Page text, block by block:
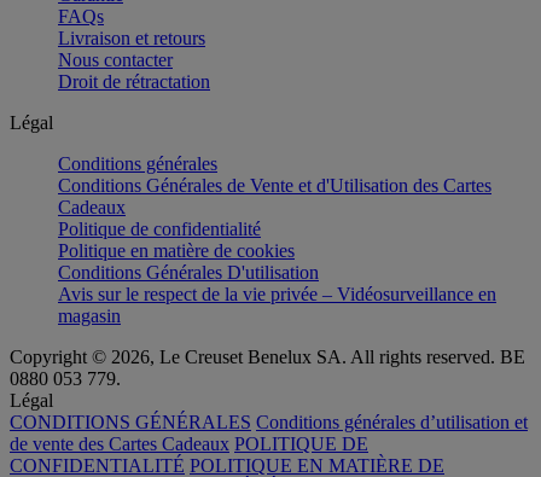
FAQs
Livraison et retours
Nous contacter
Droit de rétractation
Légal
Conditions générales
Conditions Générales de Vente et d'Utilisation des Cartes
Cadeaux
Politique de confidentialité
Politique en matière de cookies
Conditions Générales D'utilisation
Avis sur le respect de la vie privée – Vidéosurveillance en
magasin
Copyright © 2026, Le Creuset Benelux SA. All rights reserved. BE
0880 053 779.
Légal
CONDITIONS GÉNÉRALES Conditions générales d’utilisation et
de vente des Cartes Cadeaux POLITIQUE DE
CONFIDENTIALITÉ POLITIQUE EN MATIÈRE DE